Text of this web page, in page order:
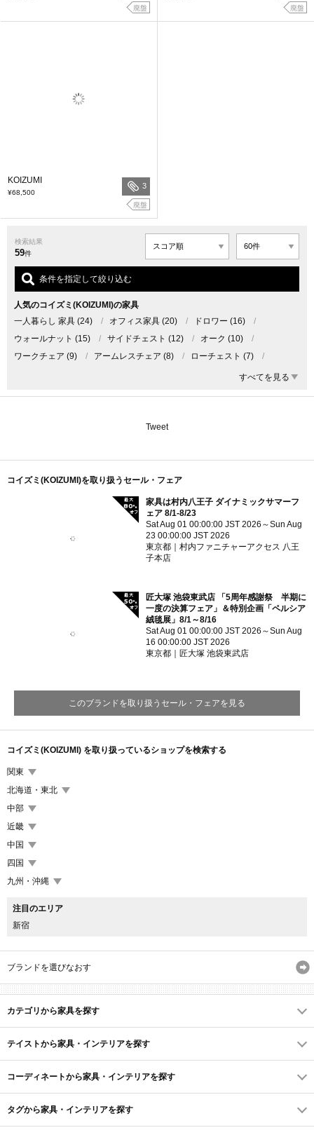
廃盤 廃盤
KOIZUMI
¥68,500
3
廃盤
検索結果
59件
条件を指定して絞り込む
人気のコイズミ(KOIZUMI)の家具
一人暮らし 家具 (24) / オフィス家具 (20) / ドロワー (16)
/
ウォールナット (15) / サイドチェスト (12) / オーク (10)
/
ワークチェア (9) / アームレスチェア (8) / ローチェスト (7)
/
かわいい (3)
/
すべてを見る
Tweet
コイズミ(KOIZUMI)を取り扱うセール・フェア
最大
80%
家具は村内八王子 ダイナミックサマーフ
ェア 8/1-8/23
Sat Aug 01 00:00:00 JST 2026～Sun Aug
23 00:00:00 JST 2026
東京都
村内ファニチャーアクセス 八王
子本店
最大
50%
匠大塚 池袋東武店 「5周年感謝祭 半期に
一度の決算フェア」＆特別企画「ペルシア
絨毯展」8/1～8/16
Sat Aug 01 00:00:00 JST 2026～Sun Aug
16 00:00:00 JST 2026
東京都
匠大塚 池袋東武店
このブランドを取り扱うセール・フェアを見る
コイズミ(KOIZUMI) を取り扱っているショップを検索する
関東
北海道・東北
中部
近畿
中国
四国
九州・沖縄
注目のエリア
新宿
ブランドを選びなおす
カテゴリから家具を探す
テイストから家具・インテリアを探す
コーディネートから家具・インテリアを探す
タグから家具・インテリアを探す